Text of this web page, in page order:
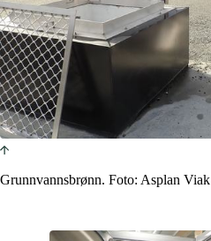
Grunnvannsbrønn. Foto: Asplan Viak